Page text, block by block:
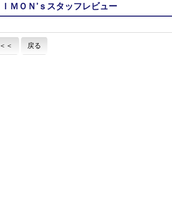
ＩＭＯＮ’ｓスタッフレビュー
＜＜ 戻る